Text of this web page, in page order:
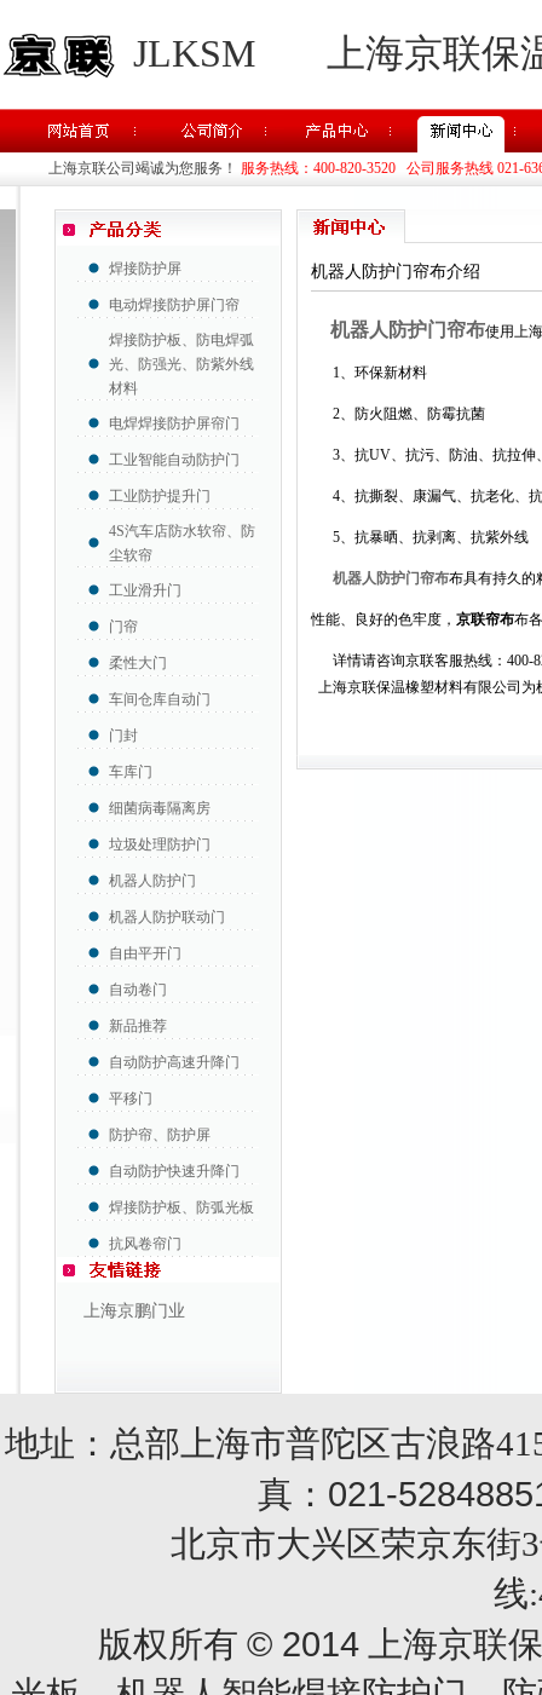
JLKSM 上海京联
上海京联公司竭诚为您服务！ 服务热线：400-820-3520 公司服务热线 021-
焊接防护屏
电动焊接防护屏门帘
焊接防护板、防电焊弧
光、防强光、防紫外线
材料
电焊焊接防护屏帘门
工业智能自动防护门
工业防护提升门
4S汽车店防水软帘、防
尘软帘
工业滑升门
门帘
柔性大门
车间仓库自动门
门封
车库门
细菌病毒隔离房
垃圾处理防护门
机器人防护门
机器人防护联动门
自由平开门
自动卷门
新品推荐
自动防护高速升降门
平移门
防护帘、防护屏
自动防护快速升降门
焊接防护板、防弧光板
抗风卷帘门
上海京鹏门业
机器人防护门帘布介绍
机器人防护门帘布使用上
1、环保新材料
2、防火阻燃、防霉抗菌
3、抗UV、抗污、防油、抗拉伸
4、抗撕裂、康漏气、抗老化、
5、抗暴晒、抗剥离、抗紫外线
机器人防护门帘布布具有持久的
性能、良好的色牢度， 京联帘布布
详情请咨询京联客服热线：400-
上海京联保温橡塑材料有限公司
地址：总部上海市普陀区古浪路
真： 021-
北京市大兴区荣京东街3
线
版权所有 © 2014上海京联